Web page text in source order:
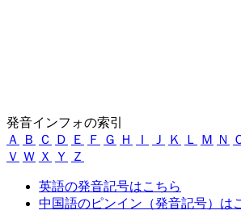
発音インフォの索引
Ａ
Ｂ Ｃ Ｄ Ｅ Ｆ Ｇ Ｈ Ｉ Ｊ Ｋ Ｌ Ｍ Ｎ
Ｖ Ｗ Ｘ Ｙ Ｚ
英語の発音記号はこちら
中国語のピンイン（発音記号）は